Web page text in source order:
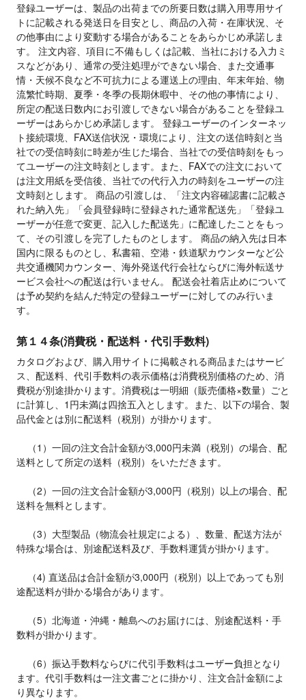
登録ユーザーは、製品の出荷までの所要日数は購入用専用サイ
トに記載される発送日を目安とし、商品の入荷・在庫状況、そ
の他事由により変動する場合があることをあらかじめ承諾しま
す。 注文内容、項目に不備もしくは記載、当社における入力ミ
スなどがあり、通常の受注処理ができない場合、また交通事
情・天候不良など不可抗力による運送上の理由、年末年始、物
流繁忙時期、夏季・冬季の長期休暇中、その他の事情により、
所定の配送日数内にお引渡しできない場合があることを登録ユ
ーザーはあらかじめ承諾します。 登録ユーザーのインターネッ
ト接続環境、FAX送信状況・環境により、注文の送信時刻と当
社での受信時刻に時差が生じた場合、当社での受信時刻をもっ
てユーザーの注文時刻とします。また、FAXでの注文において
は注文用紙を受信後、当社での代行入力の時刻をユーザーの注
文時刻とします。 商品の引渡しは、「注文内容確認書に記載さ
れた納入先」「会員登録時に登録された通常配送先」「登録ユ
ーザーが任意で変更、記入した配送先」に配達したことをもっ
て、その引渡しを完了したものとします。 商品の納入先は日本
国内に限るものとし、私書箱、空港・鉄道駅カウンターなど公
共交通機関カウンター、海外発送代行会社ならびに海外転送サ
ービス会社への配送は行いません。 配送会社着店止めについて
は予め契約を結んだ特定の登録ユーザーに対してのみ行いま
す。
第１４条(消費税・配送料・代引手数料)
カタログおよび、購入用サイトに掲載される商品またはサービ
ス、配送料、代引手数料の表示価格は消費税別価格のため、消
費税が別途掛かります。消費税は一明細（販売価格×数量）ごと
に計算し、1円未満は四捨五入とします。また、以下の場合、製
品代金とは別に配送料（税別）が掛かります。
送料として所定の送料（税別）をいただきます。
送料を無料とします。
特殊な場合は、別途配送料及び、手数料運賃が掛かります。
途配送料が掛かる場合があります。
数料が掛かります。
ます。代引手数料は一注文書ごとに掛かり、注文合計金額によ
り異なります。